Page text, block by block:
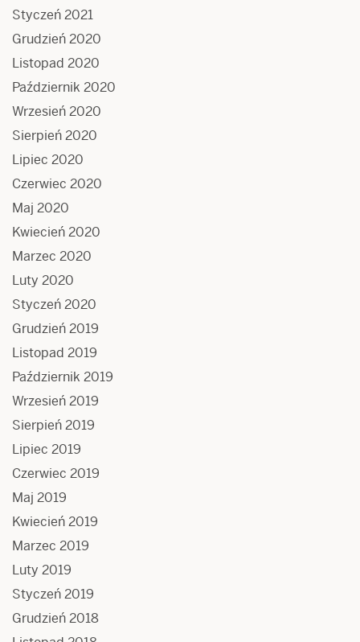
Styczeń 2021
Grudzień 2020
Listopad 2020
Październik 2020
Wrzesień 2020
Sierpień 2020
Lipiec 2020
Czerwiec 2020
Maj 2020
Kwiecień 2020
Marzec 2020
Luty 2020
Styczeń 2020
Grudzień 2019
Listopad 2019
Październik 2019
Wrzesień 2019
Sierpień 2019
Lipiec 2019
Czerwiec 2019
Maj 2019
Kwiecień 2019
Marzec 2019
Luty 2019
Styczeń 2019
Grudzień 2018